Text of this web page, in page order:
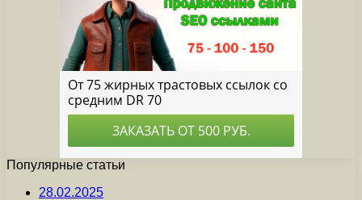
Популярные статьи
28.02.2025